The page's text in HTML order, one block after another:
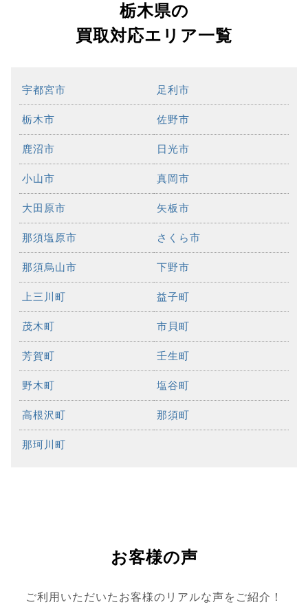
栃木県の
買取対応エリア一覧
宇都宮市 足利市
栃木市 佐野市
鹿沼市 日光市
小山市 真岡市
大田原市 矢板市
那須塩原市 さくら市
那須烏山市 下野市
上三川町 益子町
茂木町 市貝町
芳賀町 壬生町
野木町 塩谷町
高根沢町 那須町
那珂川町
お客様の声
ご利用いただいたお客様のリアルな声をご紹介！